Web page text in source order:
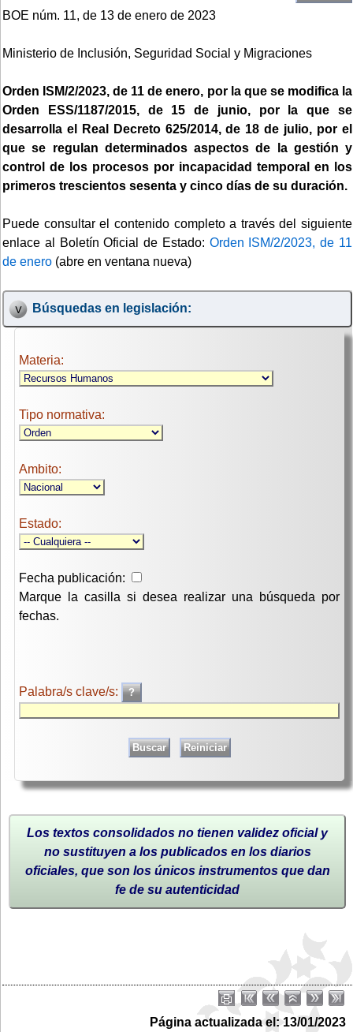
BOE núm. 11, de 13 de enero de 2023
Ministerio de Inclusión, Seguridad Social y Migraciones
Orden ISM/2/2023, de 11 de enero, por la que se modifica la
Orden ESS/1187/2015, de 15 de junio, por la que se
desarrolla el Real Decreto 625/2014, de 18 de julio, por el
que se regulan determinados aspectos de la gestión y
control de los procesos por incapacidad temporal en los
primeros trescientos sesenta y cinco días de su duración.
Puede consultar el contenido completo a través del siguiente
enlace al Boletín Oficial de Estado: Orden ISM/2/2023, de 11
de enero (abre en ventana nueva)
Búsquedas en legislación:
Materia:
Tipo normativa:
Ambito:
Estado:
Fecha publicación:
Marque la casilla si desea realizar una búsqueda por
fechas.
Palabra/s clave/s:
Los textos consolidados no tienen validez oficial y
no sustituyen a los publicados en los diarios
oficiales, que son los únicos instrumentos que dan
fe de su autenticidad
Página actualizada el: 13/01/2023